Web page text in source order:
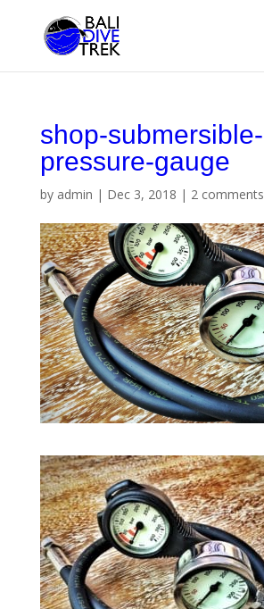
shop-submersible-
pressure-gauge
by admin | Dec 3, 2018 | 2 comments